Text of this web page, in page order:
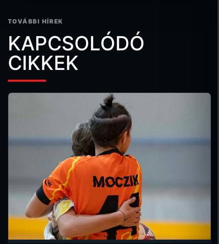
TOVÁBBI HÍREK
KAPCSOLÓDÓ
CIKKEK